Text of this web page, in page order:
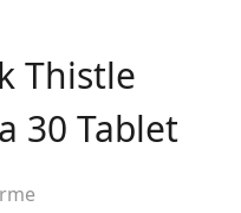
Thistle
30 Tablet